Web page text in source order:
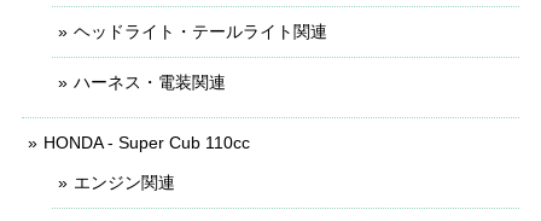
ヘッドライト・テールライト関連
ハーネス・電装関連
HONDA - Super Cub 110cc
エンジン関連